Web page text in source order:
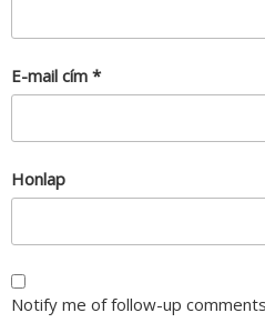
E-mail cím *
Honlap
Notify me of follow-up